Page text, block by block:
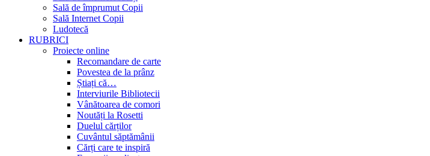
Sală de împrumut Copii
Sală Internet Copii
Ludotecă
RUBRICI
Proiecte online
Recomandare de carte
Povestea de la prânz
Știați că…
Interviurile Bibliotecii
Vânătoarea de comori
Noutăți la Rosetti
Duelul cărților
Cuvântul săptămânii
Cărți care te inspiră